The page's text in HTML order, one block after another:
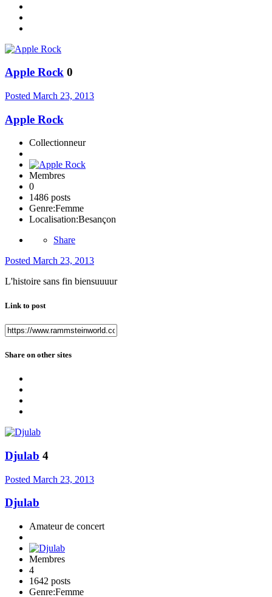
Apple Rock 0
Posted March 23, 2013
Apple Rock
Collectionneur
Membres
0
1486 posts
Genre:Femme
Localisation:Besançon
Share
Posted March 23, 2013
L'histoire sans fin biensuuuur
Link to post
Share on other sites
Djulab 4
Posted March 23, 2013
Djulab
Amateur de concert
Membres
4
1642 posts
Genre:Femme